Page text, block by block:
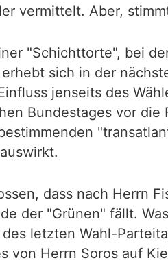
vermittelt. Aber,
"Schichttorte", bei
sich in der
jenseits des
Bundestages vor
dass nach Herrn
der "Grünen" fällt.
letzten Wahl-
von Herrn Soros auf